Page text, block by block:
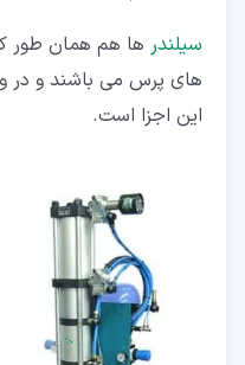
سیلندر ها هم همان طور
های پرس می باشند و در
این اجزا است.